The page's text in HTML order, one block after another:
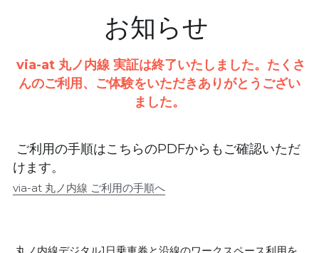
お知らせ
via-at 丸ノ内線 実証は終了いたしました。たくさ
んのご利用、ご体験をいただきありがとうござい
ました。
けます。
via-at 丸ノ内線 ご利用の手順へ